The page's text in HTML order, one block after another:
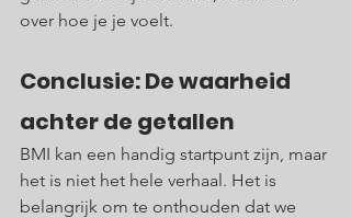
over hoe je je voelt.
Conclusie: De waarheid
achter de getallen
BMI kan een handig startpunt zijn, maar
het is niet het hele verhaal. Het is
belangrijk om te onthouden dat we